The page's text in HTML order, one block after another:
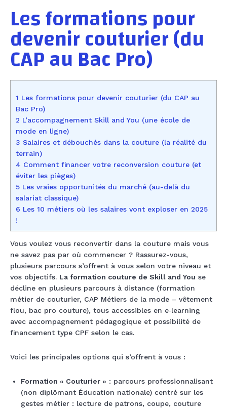
Les formations pour
devenir couturier (du
CAP au Bac Pro)
1 Les formations pour devenir couturier (du CAP au
Bac Pro)
2 L’accompagnement Skill and You (une école de
mode en ligne)
3 Salaires et débouchés dans la couture (la réalité du
terrain)
4 Comment financer votre reconversion couture (et
éviter les pièges)
5 Les vraies opportunités du marché (au-delà du
salariat classique)
6 Les 10 métiers où les salaires vont exploser en 2025
!
Vous voulez vous reconvertir dans la couture mais vous
ne savez pas par où commencer ? Rassurez-vous,
plusieurs parcours s’offrent à vous selon votre niveau et
vos objectifs. La formation couture de Skill and You se
décline en plusieurs parcours à distance (formation
métier de couturier, CAP Métiers de la mode – vêtement
flou, bac pro couture), tous accessibles en e‑learning
avec accompagnement pédagogique et possibilité de
financement type CPF selon le cas.
Voici les principales options qui s’offrent à vous :
Formation « Couturier » : parcours professionnalisant
(non diplômant Éducation nationale) centré sur les
gestes métier : lecture de patrons, coupe, couture